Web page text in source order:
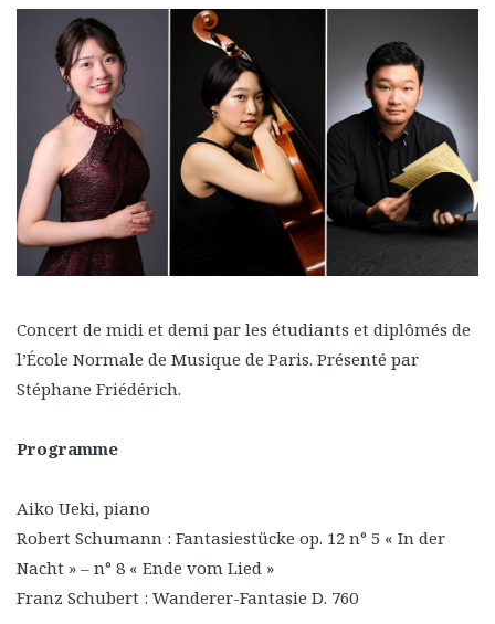
Concert de midi et demi par les étudiants et diplômés de
l’École Normale de Musique de Paris. Présenté par
Stéphane Friédérich.
Programme
Aiko Ueki, piano
Robert Schumann : Fantasiestücke op. 12 n° 5 « In der
Nacht » – n° 8 « Ende vom Lied »
Franz Schubert : Wanderer-Fantasie D. 760